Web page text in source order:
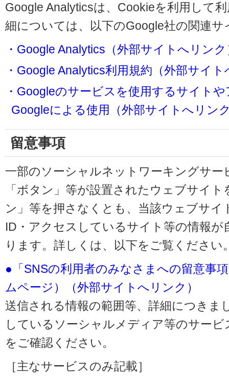
Google Analyticsは、Cookieを利用して
細については、以下のGoogle社の関連
・Google Analytics（外部サイトへリンク
・Google Analytics利用規約（外部サイ
・Googleのサービスを使用するサイト
Googleによる使用（外部サイトへリン
留意事項
一部のソーシャルネットワーキングサー
「ボタン」等が設置されたウェブサイ
ン」等を押さなくとも、当該ウェブサイ
ID・アクセスしているサイト等の情報
ります。詳しくは、以下をご覧ください
●「SNSの利用者のみなさまへの留意事
ムページ）（外部サイトへリンク）
送信される情報の範囲等、詳細につきま
しているソーシャルメディア等のサー
をご確認ください。
［主なサービスのみ記載］